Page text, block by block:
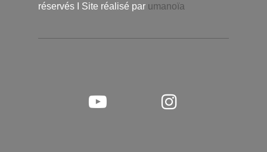
réservés I Site réalisé par umanoïa